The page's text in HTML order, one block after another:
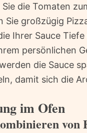
die Tomaten
Sie großzügig
Ihrer Sauce
persönlichen
die Sauce
damit sich die
im Ofen
von